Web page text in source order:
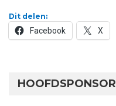
Dit delen:
Facebook X
HOOFDSPONSOR